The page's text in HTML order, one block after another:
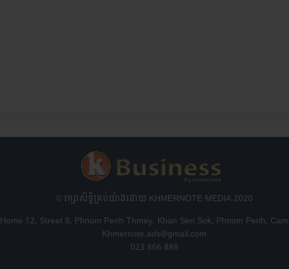
© រក្សា​សិទ្ធិ​គ្រប់​យ៉ាង​ដោយ​ KHMERNOTE MEDIA 2020
Home 12, Street 8, Phnom Penh Thmey, Khan Sen Sok, Phnom Penh,
Khmernote.ads@gmail.com
023 866 888